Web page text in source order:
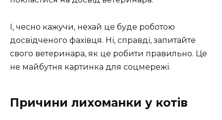
І, чесно кажучи, нехай це буде роботою
досвідченого фахівця. Ні, справді, запитайте
свого ветеринара, як це робити правильно. Це
не майбутня картинка для соцмережі.
Причини лихоманки у котів